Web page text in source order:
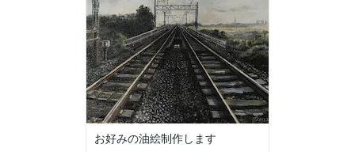
お好みの油絵制作します